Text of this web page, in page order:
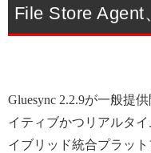
File Store
Gluesync 2.2.9が一般提
イティブかつリアルタ
イブリッド統合プラッ